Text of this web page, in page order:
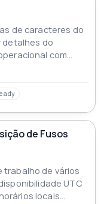
de caracteres do
detalhes do
com
de Fusos
trabalho de vários
UTC
locais